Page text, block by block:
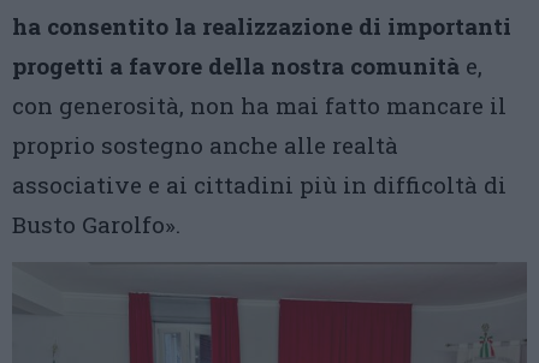
ha consentito la realizzazione di importanti
progetti a favore della nostra comunità e,
con generosità, non ha mai fatto mancare il
proprio sostegno anche alle realtà
associative e ai cittadini più in difficoltà di
Busto Garolfo».